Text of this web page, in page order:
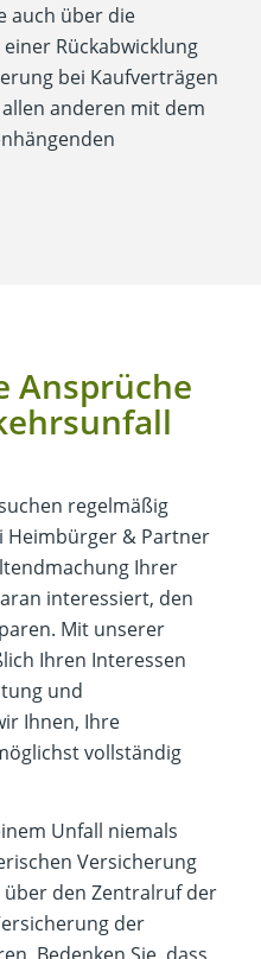
auch über die
Rückabwicklung
bei Kaufverträgen
anderen mit dem
Ansprüche
regelmäßig
Heimbürger & Partner
Ihrer
interessiert, den
Mit unserer
Ihren Interessen
und
Ihnen, Ihre
vollständig
Unfall niemals
Versicherung
den Zentralruf der
der